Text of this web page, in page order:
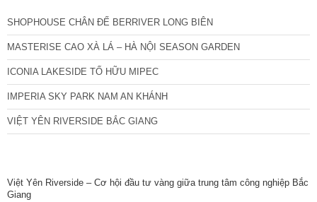
SHOPHOUSE CHÂN ĐẾ BERRIVER LONG BIÊN
MASTERISE CAO XÀ LÁ – HÀ NỘI SEASON GARDEN
ICONIA LAKESIDE TỐ HỮU MIPEC
IMPERIA SKY PARK NAM AN KHÁNH
VIỆT YÊN RIVERSIDE BẮC GIANG
Việt Yên Riverside – Cơ hội đầu tư vàng giữa trung tâm công nghiệp Bắc
Giang